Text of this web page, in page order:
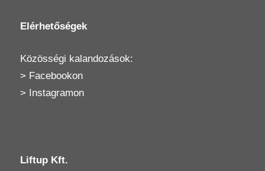
Elérhetőségek
Közösségi kalandozások:
> Facebookon
> Instagramon
Liftup Kft.